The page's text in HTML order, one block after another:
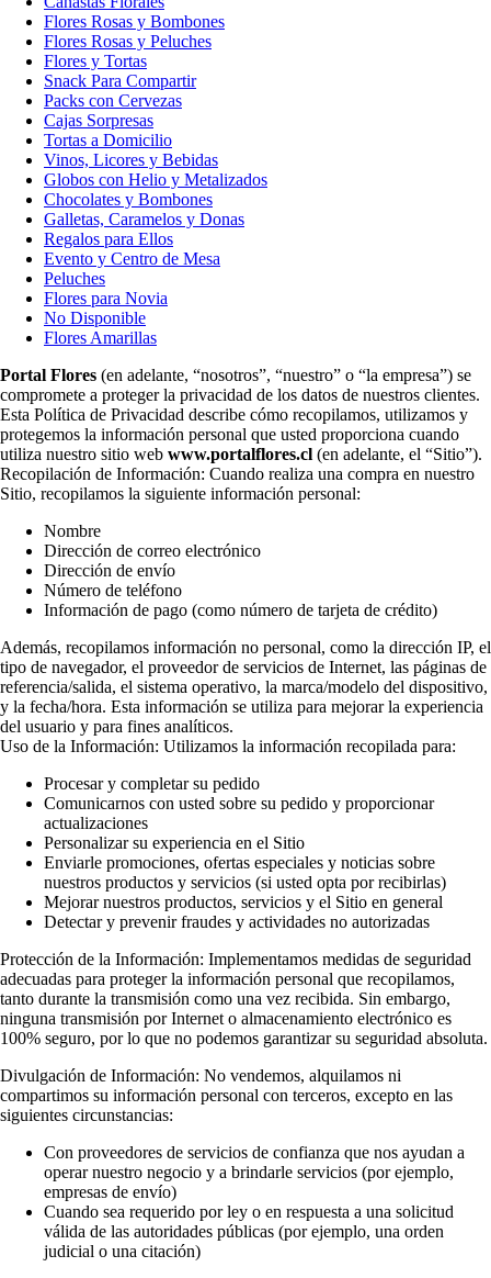
Flores Rosas y Bombones
Flores Rosas y Peluches
Flores y Tortas
Snack Para Compartir
Packs con Cervezas
Cajas Sorpresas
Tortas a Domicilio
Vinos, Licores y Bebidas
Globos con Helio y Metalizados
Chocolates y Bombones
Galletas, Caramelos y Donas
Regalos para Ellos
Evento y Centro de Mesa
Peluches
Flores para Novia
No Disponible
Flores Amarillas
Portal Flores (en adelante, “nosotros”, “nuestro” o “la empresa”) se
compromete a proteger la privacidad de los datos de nuestros clientes.
Esta Política de Privacidad describe cómo recopilamos, utilizamos y
protegemos la información personal que usted proporciona cuando
utiliza nuestro sitio web www.portalflores.cl (en adelante, el “Sitio”).
Recopilación de Información: Cuando realiza una compra en nuestro
Sitio, recopilamos la siguiente información personal:
Nombre
Dirección de correo electrónico
Dirección de envío
Número de teléfono
Información de pago (como número de tarjeta de crédito)
Además, recopilamos información no personal, como la dirección IP, el
tipo de navegador, el proveedor de servicios de Internet, las páginas de
referencia/salida, el sistema operativo, la marca/modelo del dispositivo,
y la fecha/hora. Esta información se utiliza para mejorar la experiencia
del usuario y para fines analíticos.
Uso de la Información: Utilizamos la información recopilada para:
Procesar y completar su pedido
Comunicarnos con usted sobre su pedido y proporcionar
actualizaciones
Personalizar su experiencia en el Sitio
Enviarle promociones, ofertas especiales y noticias sobre
nuestros productos y servicios (si usted opta por recibirlas)
Mejorar nuestros productos, servicios y el Sitio en general
Detectar y prevenir fraudes y actividades no autorizadas
Protección de la Información: Implementamos medidas de seguridad
adecuadas para proteger la información personal que recopilamos,
tanto durante la transmisión como una vez recibida. Sin embargo,
ninguna transmisión por Internet o almacenamiento electrónico es
100% seguro, por lo que no podemos garantizar su seguridad absoluta.
Divulgación de Información: No vendemos, alquilamos ni
compartimos su información personal con terceros, excepto en las
siguientes circunstancias:
Con proveedores de servicios de confianza que nos ayudan a
operar nuestro negocio y a brindarle servicios (por ejemplo,
empresas de envío)
Cuando sea requerido por ley o en respuesta a una solicitud
válida de las autoridades públicas (por ejemplo, una orden
judicial o una citación)